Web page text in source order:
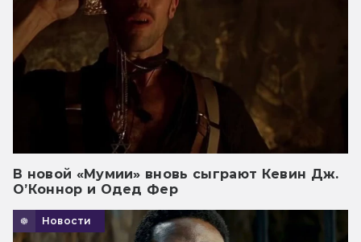
В новой «Мумии» вновь сыграют Кевин Дж.
О’Коннор и Одед Фер
Новости